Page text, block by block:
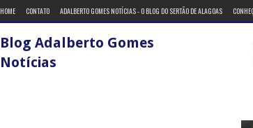
HOME CONTATO ADALBERTO GOMES NOTÍCIAS - O BLOG DO SERTÃO DE ALAGOAS
Blog Adalberto Gomes
Notícias